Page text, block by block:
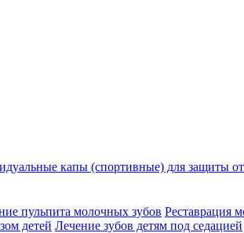
капы (спортивные) для защиты от
пульпита молочных зубов Реставрация
детей Лечение зубов детям под седацией